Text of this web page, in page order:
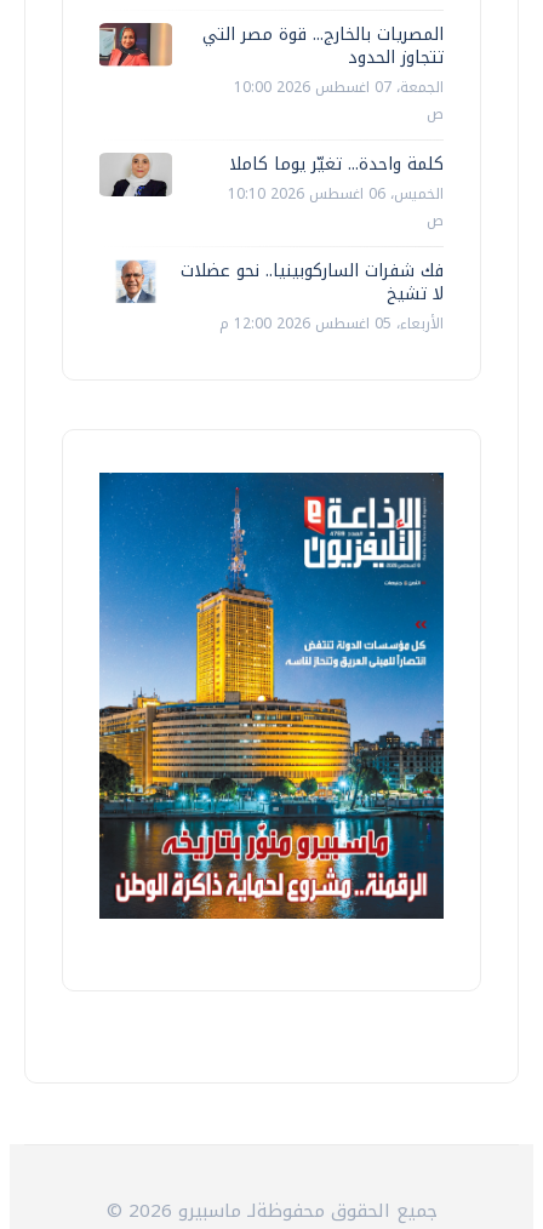
المصريات بالخارج... قوة مصر التي
تتجاوز الحدود
الجمعة، 07 اغسطس 2026 10:00
ص
كلمة واحدة... تغيّر يوما كاملا
الخميس، 06 اغسطس 2026 10:10
ص
فك شفرات الساركوبينيا.. نحو عضلات
لا تشيخ
الأربعاء، 05 اغسطس 2026 12:00 م
© 2026 جميع الحقوق محفوظةلـ ماسبيرو